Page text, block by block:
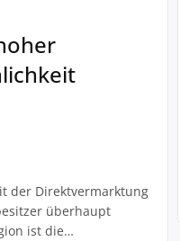
Für alle, die nicht
der Direktvermarktung
überhaupt
ist die